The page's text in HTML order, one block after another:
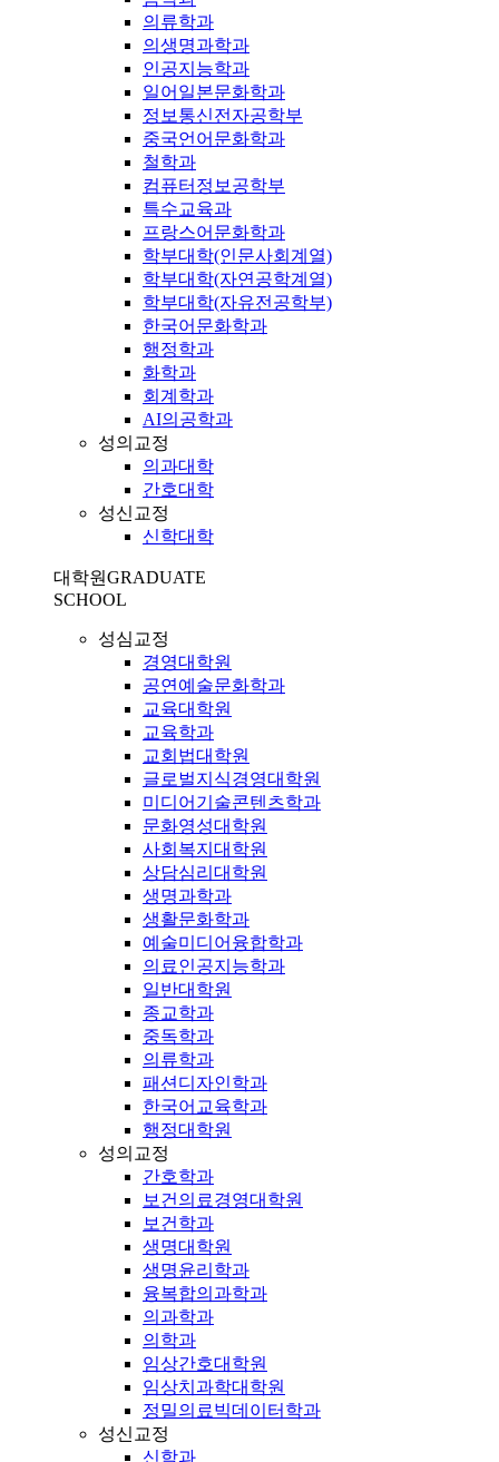
의류학과
의생명과학과
인공지능학과
일어일본문화학과
정보통신전자공학부
중국언어문화학과
철학과
컴퓨터정보공학부
특수교육과
프랑스어문화학과
학부대학(인문사회계열)
학부대학(자연공학계열)
학부대학(자유전공학부)
한국어문화학과
행정학과
화학과
회계학과
AI의공학과
성의교정
의과대학
간호대학
성신교정
신학대학
대학원GRADUATE
SCHOOL
성심교정
경영대학원
공연예술문화학과
교육대학원
교육학과
교회법대학원
글로벌지식경영대학원
미디어기술콘텐츠학과
문화영성대학원
사회복지대학원
상담심리대학원
생명과학과
생활문화학과
예술미디어융합학과
의료인공지능학과
일반대학원
종교학과
중독학과
의류학과
패션디자인학과
한국어교육학과
행정대학원
성의교정
간호학과
보건의료경영대학원
보건학과
생명대학원
생명윤리학과
융복합의과학과
의과학과
의학과
임상간호대학원
임상치과학대학원
정밀의료빅데이터학과
성신교정
신학과